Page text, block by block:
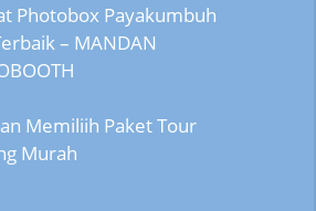
Photobox Payakumbuh
– MANDAN
Memiliih Paket Tour
Murah